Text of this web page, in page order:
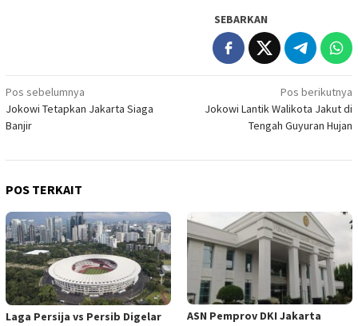
SEBARKAN
Navigasi
pos
Pos sebelumnya
Jokowi Tetapkan Jakarta Siaga
Banjir
Pos berikutnya
Jokowi Lantik Walikota Jakut di
Tengah Guyuran Hujan
POS TERKAIT
Laga Persija vs Persib Digelar
ASN Pemprov DKI Jakarta